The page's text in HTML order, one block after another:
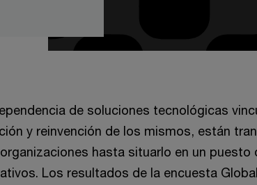
de soluciones tecnológicas
y reinvención de los mismos, están
hasta situarlo en un
Los resultados de la encuesta